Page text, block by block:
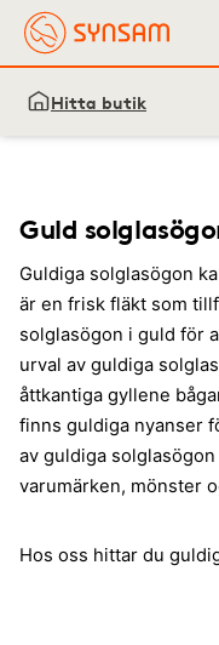
Hitta butik
Guld
Guldiga solglasögon
är en frisk fläkt som
solglasögon i guld för
urval av guldiga
åttkantiga gyllene
finns guldiga nyanser
av guldiga
varumärken, mönster
Hos oss hittar du